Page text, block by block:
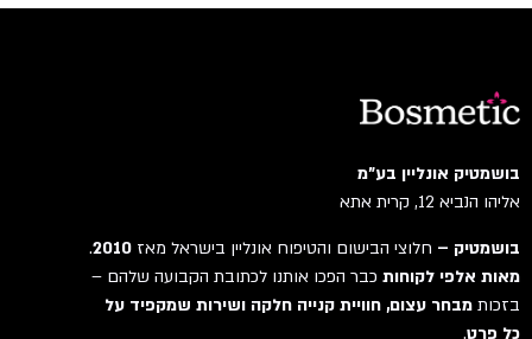
בושמטיק אונליין בע"מ
אליהו הנביא 12, קרית אתא
בושמטיק –חלוצי הבישום והטיפוח אונליין בישראל מאז2010
.
מאות אלפי לקוחותכבר הפכו אותנו לכתובת הקבועה שלהם –
בזכותמבחר עצום, חוויית קנייה חלקה ושירות שמקפיד על
כל פרט.